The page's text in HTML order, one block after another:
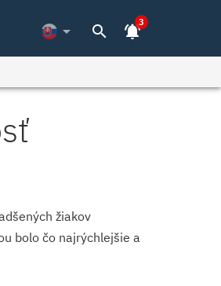
arrow_drop_down search notifications_active3
žiakov
bolo čo najrýchlejšie a